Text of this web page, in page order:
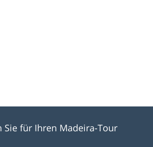
Sie für Ihren Madeira-Tour